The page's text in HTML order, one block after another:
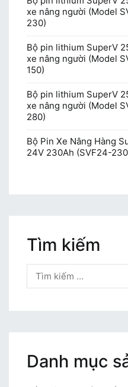
xe nâng người (Model
230)
Bộ pin lithium SuperV
xe nâng người (Model
150)
Bộ pin lithium SuperV
xe nâng người (Model
280)
Bộ Pin Xe Nâng Hàng
24V 230Ah (SVF24-
Tìm kiếm
kiếm
cho:
Danh mục